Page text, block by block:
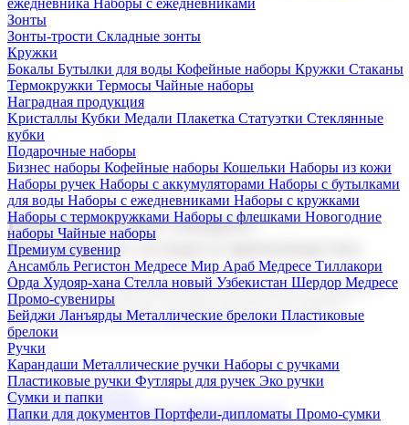
ежедневника Наборы с ежедневниками
Зонты
Зонты-трости Складные зонты
Кружки
Бокалы Бутылки для воды Кофейные наборы Кружки Стаканы
Термокружки Термосы Чайные наборы
Наградная продукция
Kристаллы Кубки Медали Плакетка Статуэтки Стеклянные
кубки
Подарочные наборы
Бизнес наборы Кофейные наборы Кошельки Наборы из кожи
Наборы ручек Наборы с аккумуляторами Наборы с бутылками
для воды Наборы с ежедневниками Наборы с кружками
Наборы с термокружками Наборы с флешками Новогодние
наборы Чайные наборы
Премиум сувенир
Ансамбль Регистон Медресе Мир Араб Медресе Тиллакори
Орда Худояр-хана Стелла новый Узбекистан Шердор Медресе
Промо-сувениры
Бейджи Ланъярды Металлические брелоки Пластиковые
брелоки
Ручки
Карандаши Металлические ручки Наборы с ручками
Пластиковые ручки Футляры для ручек Эко ручки
Сумки и папки
Папки для документов Портфели-дипломаты Промо-сумки
Корпоративные подарки
Поставка со склада и производство
Мы предлагаем широкий выбор корпоративных подарков и
сувениров с логотипом. В нашем каталоге вы найдете
продукцию для бизнеса, мероприятия и клиентов.
Подарочные наборы
Бизнес наборыКофейные наборы Кошельки